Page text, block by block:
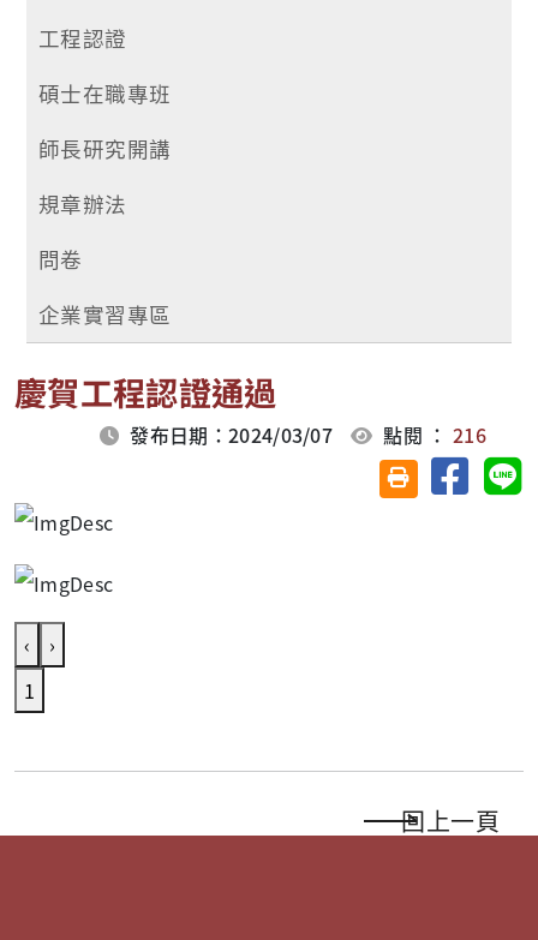
工程認證
碩士在職專班
師長研究開講
規章辦法
問卷
企業實習專區
慶賀工程認證通過
發布日期：2024/03/07 點閱 ：216
友善列印(另開視
分享至
‹
›
1
回上一頁